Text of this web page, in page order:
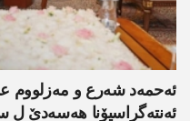
ئەحمەد شەرع و مەزلووم
ئەنتەگراسیۆنا ھەسەدێ ل